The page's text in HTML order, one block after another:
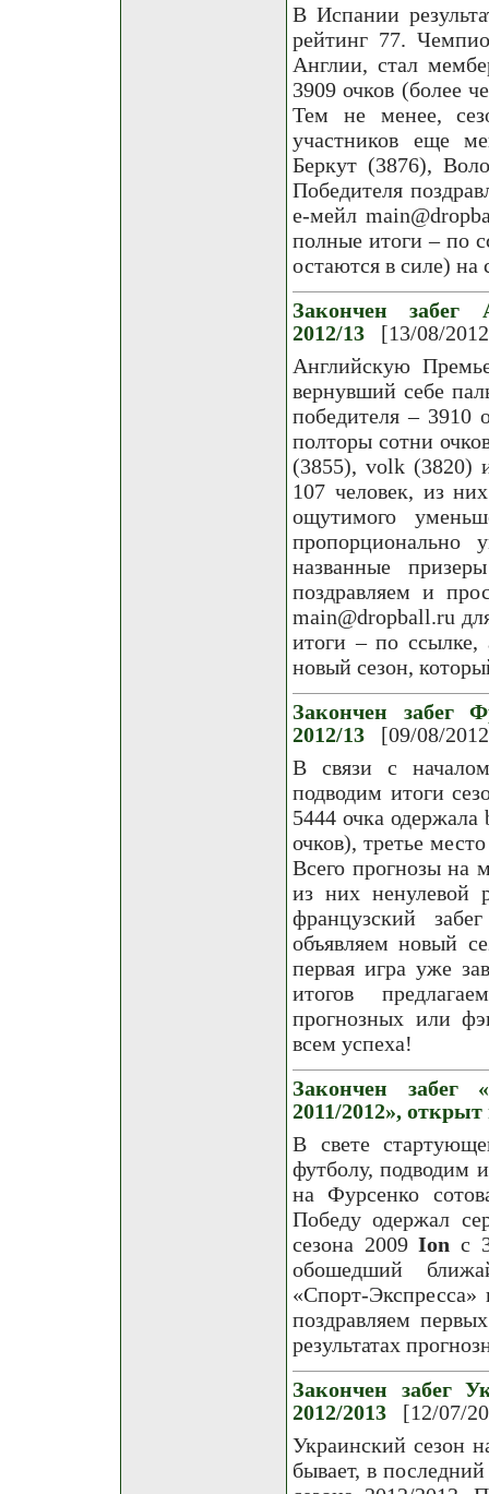
В Испании
рейтинг 77.
Англии, стал
3909 очков (более
Тем не менее,
участников еще
Беркут (3876),
Победителя
е-мейл
полные итоги – по
остаются в силе) на
Закончен забег
2012/13
[13/08/
Английскую
вернувший себе
победителя – 3910
полторы сотни
(3855), volk (3820)
107 человек, из
ощутимого
пропорционально
названные
поздравляем и
main@dropball.ru
итоги – по ссылке,
новый сезон,
Закончен забег
2012/13
[09/08/
В связи с
подводим итоги
5444 очка одержала
очков), третье
Всего прогнозы на
из них ненулевой
французский
объявляем новый
первая игра уже
итогов
прогнозных или
всем успеха!
Закончен забег
2011/2012»,
В свете
футболу, подводим
на Фурсенко
Победу одержал
сезона 2009Ion с
обошедший
«Спорт-
поздравляем
результатах
Закончен забег
2012/2013
[12/07/
Украинский сезон
бывает, в